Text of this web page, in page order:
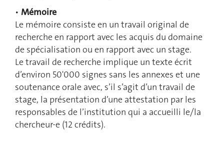
• Mémoire
Le mémoire consiste en un travail original de
recherche en rapport avec les acquis du domaine
de spécialisation ou en rapport avec un stage.
Le travail de recherche implique un texte écrit
d’environ 50'000 signes sans les annexes et une
soutenance orale avec, s’il s’agit d’un travail de
stage, la présentation d’une attestation par les
responsables de l’institution qui a accueilli le/la
chercheur-e (12 crédits).